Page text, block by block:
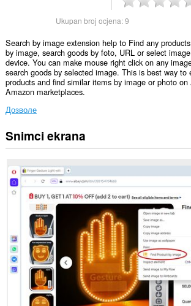
Ukupan broj ocjena:9
Search by image extension help to Find any products
by image, search goods by foto, URL or select
device. You can make mouse right click on any
search goods by selected image. This is best way to
products and find similar items by image or photo
Amazon marketplaces.
Дозволе
Ova
ekstenzija
pristupati
Vašim
podacima
na
sajtovima.
This
extension
can
create
notifications
Snimci ekrana